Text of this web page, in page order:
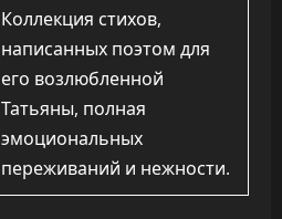
Коллекция стихов,
написанных поэтом для
его возлюбленной
Татьяны, полная
эмоциональных
переживаний и нежности.